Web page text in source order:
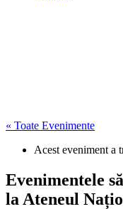
« Toate Evenimente
Acest eveniment a
Evenimentele
la Ateneul